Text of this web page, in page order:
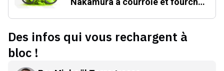
Des infos qui vous rechargent à
bloc !